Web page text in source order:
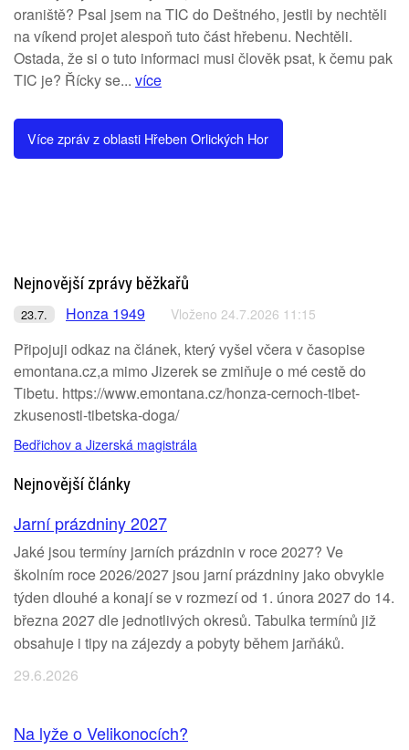
oraniště? Psal jsem na TIC do Deštného, jestli by nechtěli
na víkend projet alespoň tuto část hřebenu. Nechtěli.
Ostada, že si o tuto informaci musi člověk psat, k čemu pak
TIC je? Řícky se... více
Více zpráv z oblasti Hřeben Orlických Hor
Nejnovější zprávy běžkařů
23.7. Honza 1949 Vloženo 24.7.2026 11:15
Připojuji odkaz na článek, který vyšel včera v časopise
emontana.cz,a mimo Jizerek se zmiňuje o mé cestě do
Tibetu. https://www.emontana.cz/honza-cernoch-tibet-
zkusenosti-tibetska-doga/
Bedřichov a Jizerská magistrála
Nejnovější články
Jarní prázdniny 2027
Jaké jsou termíny jarních prázdnin v roce 2027? Ve
školním roce 2026/2027 jsou jarní prázdniny jako obvykle
týden dlouhé a konají se v rozmezí od 1. února 2027 do 14.
března 2027 dle jednotlivých okresů. Tabulka termínů již
obsahuje i tipy na zájezdy a pobyty během jarňáků.
29.6.2026
Na lyže o Velikonocích?